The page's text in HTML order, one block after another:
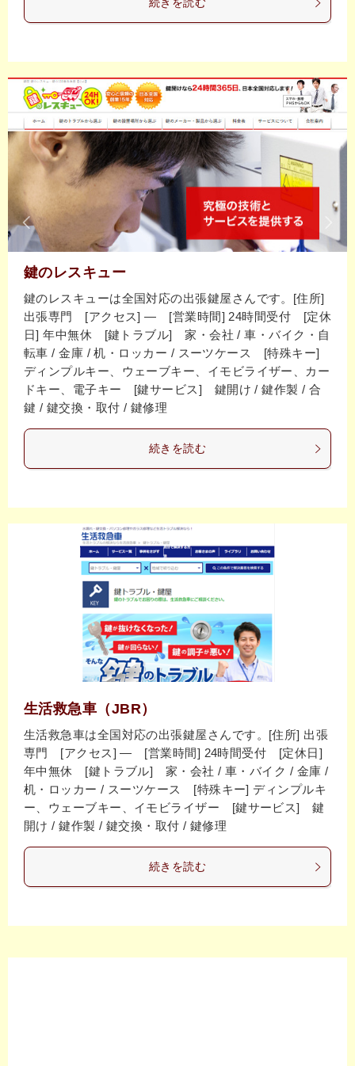
続きを読む
鍵のレスキュー
鍵のレスキューは全国対応の出張鍵屋さんです。[住所]
出張専門 [アクセス] ― [営業時間] 24時間受付 [定休
日] 年中無休 [鍵トラブル] 家・会社 / 車・バイク・自
転車 / 金庫 / 机・ロッカー / スーツケース [特殊キー]
ディンプルキー、ウェーブキー、イモビライザー、カー
ドキー、電子キー [鍵サービス] 鍵開け / 鍵作製 / 合
鍵 / 鍵交換・取付 / 鍵修理
続きを読む
生活救急車（JBR）
生活救急車は全国対応の出張鍵屋さんです。[住所] 出張
専門 [アクセス] ― [営業時間] 24時間受付 [定休日]
年中無休 [鍵トラブル] 家・会社 / 車・バイク / 金庫 /
机・ロッカー / スーツケース [特殊キー] ディンプルキ
ー、ウェーブキー、イモビライザー [鍵サービス] 鍵
開け / 鍵作製 / 鍵交換・取付 / 鍵修理
続きを読む